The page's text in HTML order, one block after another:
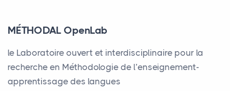
MÉTHODAL OpenLab
le Laboratoire ouvert et interdisciplinaire pour la
recherche en Méthodologie de l’enseignement-
apprentissage des langues